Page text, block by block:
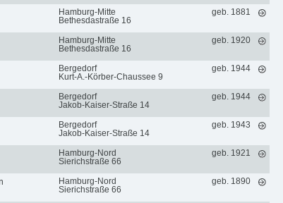
Hamburg-Mitte
Bethesdastraße 16
geb. 1881
Hamburg-Mitte
Bethesdastraße 16
geb. 1920
Bergedorf
Kurt-A.-Körber-Chaussee 9
geb. 1944
Bergedorf
Jakob-Kaiser-Straße 14
geb. 1944
Bergedorf
Jakob-Kaiser-Straße 14
geb. 1943
Hamburg-Nord
Sierichstraße 66
geb. 1921
Hamburg-Nord
Sierichstraße 66
geb. 1890